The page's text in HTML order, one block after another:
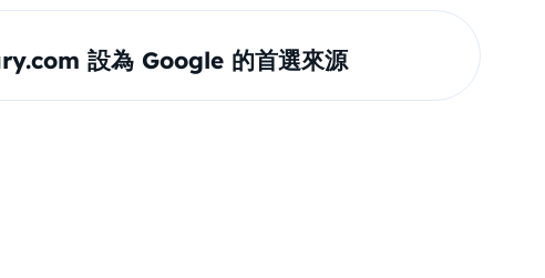
設為 Google 的首選來源